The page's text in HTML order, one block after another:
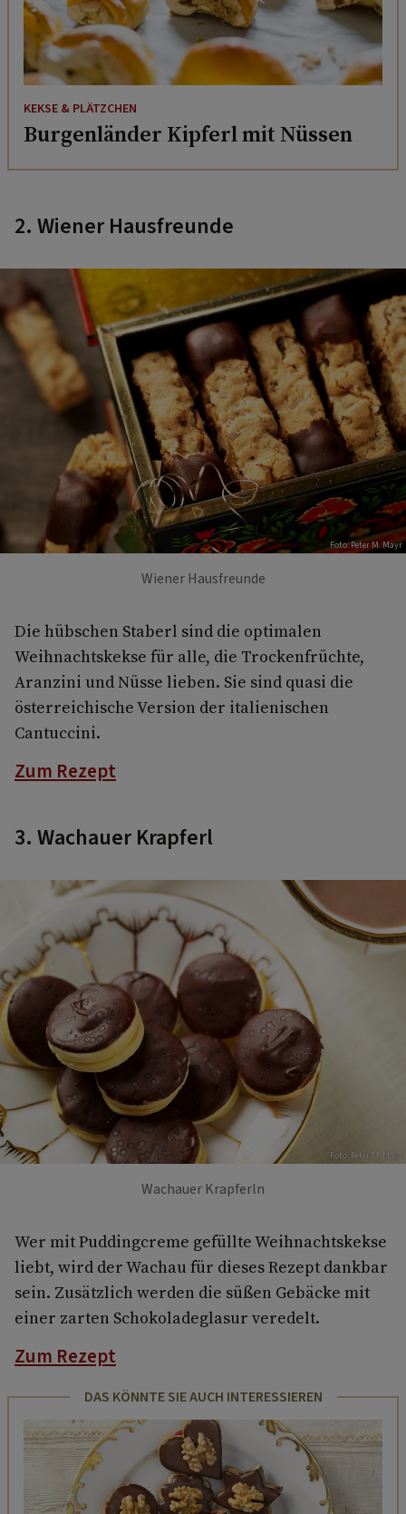
KEKSE & PLÄTZCHEN
Burgenländer Kipferl mit Nüssen
2. Wiener Hausfreunde
Foto: Peter M. Mayr
Wiener Hausfreunde
Die hübschen Staberl sind die optimalen
Weihnachtskekse für alle, die Trockenfrüchte,
Aranzini und Nüsse lieben. Sie sind quasi die
österreichische Version der italienischen
Cantuccini.
Zum Rezept
3. Wachauer Krapferl
Foto: Peter M. Mayr
Wachauer Krapferln
Wer mit Puddingcreme gefüllte Weihnachtskekse
liebt, wird der Wachau für dieses Rezept dankbar
sein. Zusätzlich werden die süßen Gebäcke mit
einer zarten Schokoladeglasur veredelt.
Zum Rezept
DAS KÖNNTE SIE AUCH INTERESSIEREN